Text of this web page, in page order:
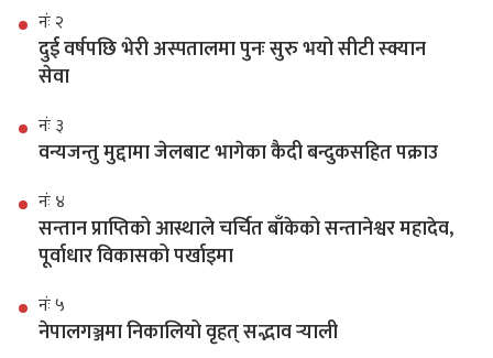
नंः २
दुई वर्षपछि भेरी अस्पतालमा पुनः सुरु भयो सीटी स्क्यान
सेवा
नंः ३
वन्यजन्तु मुद्दामा जेलबाट भागेका कैदी बन्दुकसहित पक्राउ
नंः ४
सन्तान प्राप्तिको आस्थाले चर्चित बाँकेको सन्तानेश्वर महादेव,
पूर्वाधार विकासको पर्खाइमा
नंः ५
नेपालगञ्जमा निकालियो वृहत् सद्भाव र्‍याली